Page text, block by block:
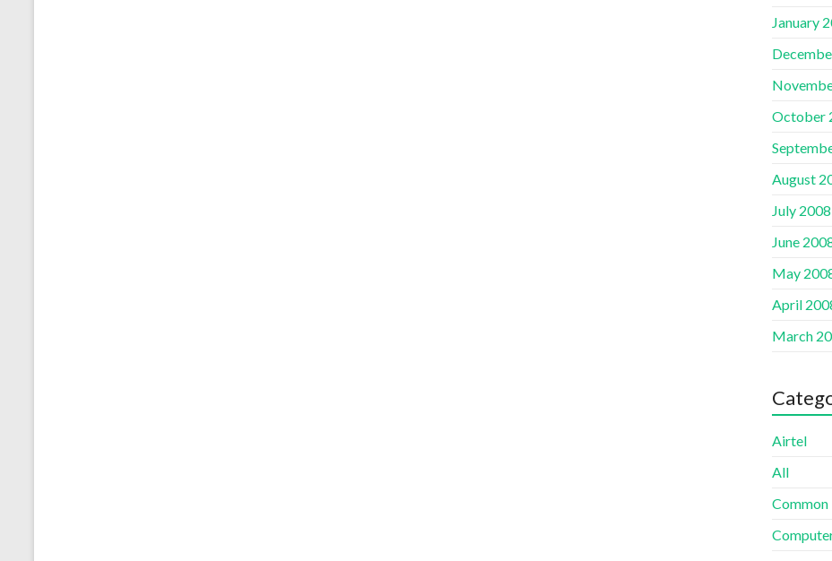
January
October
August
July 2008
June
May
April
March
Airtel
All
Common